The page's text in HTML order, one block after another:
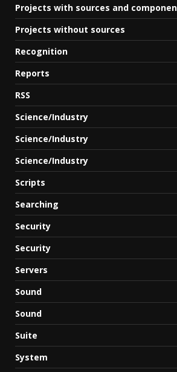
Projects with sources and
Projects without sources
Recognition
Reports
RSS
Science/Industry
Science/Industry
Science/Industry
Scripts
Searching
Security
Security
Servers
Sound
Sound
Suite
System